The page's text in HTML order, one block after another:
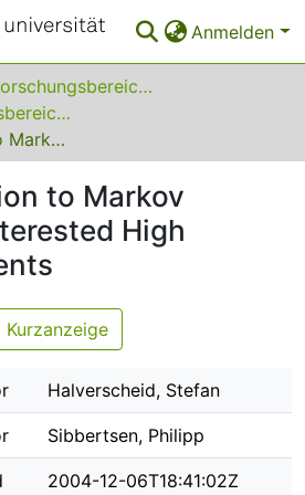
Anmelden
Sonderforschungsbereiche
Sonderforschungsbereich (SFB) 475
An Introduction to Markov Chains for Interested High School Students
to Markov
High
Kurzanzeige
Halverscheid, Stefan
Sibbertsen, Philipp
2004-12-06T18:41:02Z